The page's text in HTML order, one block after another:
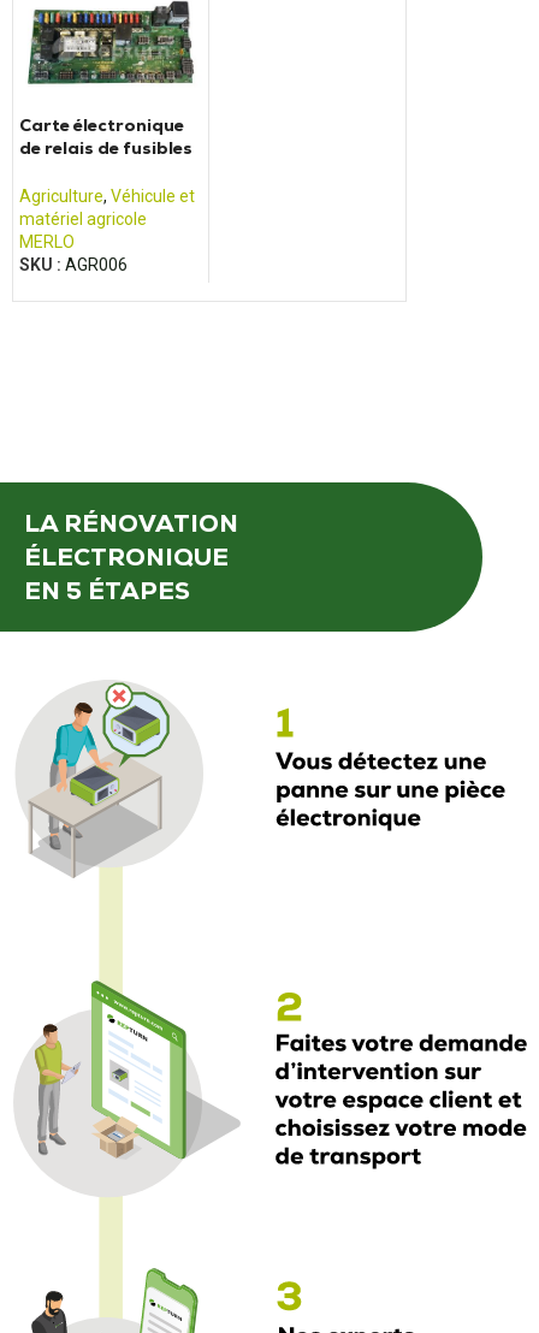
Carte électronique
de relais de fusibles
Agriculture, Véhicule et
matériel agricole
MERLO
SKU : AGR006
LA RÉNOVATION
ÉLECTRONIQUE
EN 5 ÉTAPES